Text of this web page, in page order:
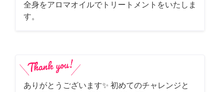
全身をアロマオイルでトリートメントをいたしま
す。
ありがとうございます✨ 初めてのチャレンジと